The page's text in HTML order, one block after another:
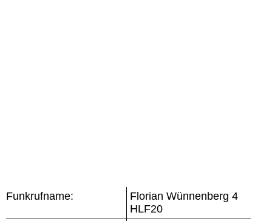
Funkrufname:
Florian Wünnenberg 4
HLF20